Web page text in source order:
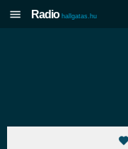
Radio hallgatas.hu